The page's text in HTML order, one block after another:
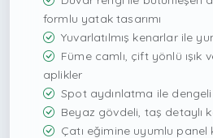
formlu yatak tasarımı
Yuvarlatılmış kenarlar ile
Füme camlı, çift yönlü ışık
aplikler
Spot aydınlatma ile dengeli
Beyaz gövdeli, taş detaylı
Çatı eğimine uyumlu